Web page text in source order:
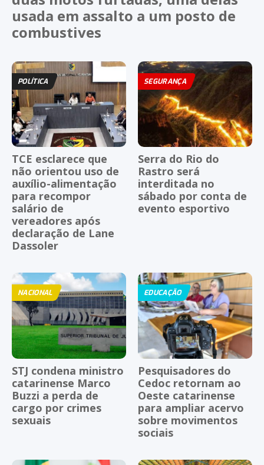
usada em assalto a um posto de
combustives
POLÍTICA
TCE esclarece que
não orientou uso de
auxílio-alimentação
para recompor
salário de
vereadores após
declaração de Lane
Dassoler
SEGURANÇA
Serra do Rio do
Rastro será
interditada no
sábado por conta de
evento esportivo
NACIONAL
STJ condena ministro
catarinense Marco
Buzzi a perda de
cargo por crimes
sexuais
EDUCAÇÃO
Pesquisadores do
Cedoc retornam ao
Oeste catarinense
para ampliar acervo
sobre movimentos
sociais